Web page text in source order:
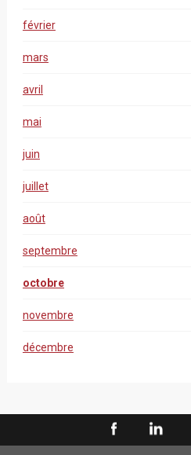
février
mars
avril
mai
juin
juillet
août
septembre
octobre
novembre
décembre